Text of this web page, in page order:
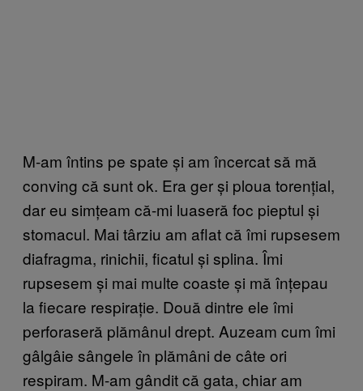
M-am întins pe spate și am încercat să mă
conving că sunt ok. Era ger și ploua torențial,
dar eu simțeam că-mi luaseră foc pieptul și
stomacul. Mai târziu am aflat că îmi rupsesem
diafragma, rinichii, ficatul și splina. Îmi
rupsesem și mai multe coaste și mă înțepau
la fiecare respirație. Două dintre ele îmi
perforaseră plămânul drept. Auzeam cum îmi
gâlgâie sângele în plămâni de câte ori
respiram. M-am gândit că gata, chiar am